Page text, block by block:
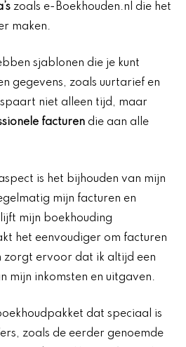
zoals e-Boekhouden.nl die het
maken.
sjablonen die je kunt
gegevens, zoals uurtarief en
niet alleen tijd, maar
facturen die aan alle
is het bijhouden van mijn
mijn facturen en
mijn boekhouding
het eenvoudiger om facturen
zorgt ervoor dat ik altijd een
mijn inkomsten en uitgaven.
dat speciaal is
zoals de eerder genoemde